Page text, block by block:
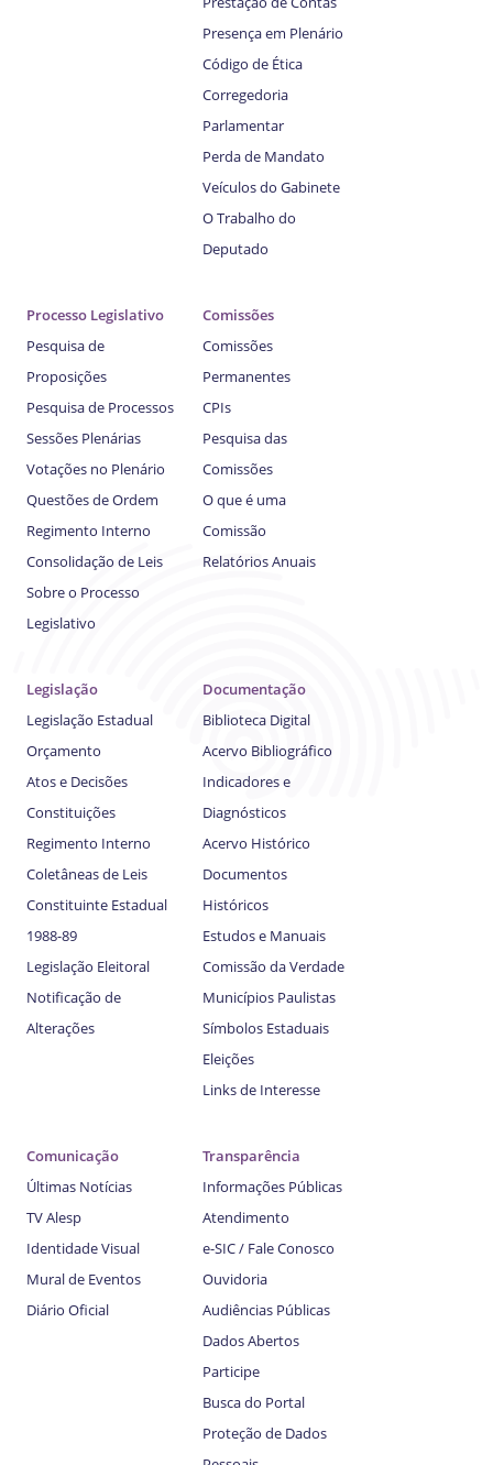
Presença em Plenário
Código de Ética
Corregedoria
Parlamentar
Perda de Mandato
Veículos do Gabinete
O Trabalho do
Deputado
Processo Legislativo
Pesquisa de
Proposições
Pesquisa de Processos
Sessões Plenárias
Votações no Plenário
Questões de Ordem
Regimento Interno
Consolidação de Leis
Sobre o Processo
Legislativo
Comissões
Comissões
Permanentes
CPIs
Pesquisa das
Comissões
O que é uma
Comissão
Relatórios Anuais
Legislação
Legislação Estadual
Orçamento
Atos e Decisões
Constituições
Regimento Interno
Coletâneas de Leis
Constituinte Estadual
1988-89
Legislação Eleitoral
Notificação de
Alterações
Documentação
Biblioteca Digital
Acervo Bibliográfico
Indicadores e
Diagnósticos
Acervo Histórico
Documentos
Históricos
Estudos e Manuais
Comissão da Verdade
Municípios Paulistas
Símbolos Estaduais
Eleições
Links de Interesse
Comunicação
Últimas Notícias
TV Alesp
Identidade Visual
Mural de Eventos
Diário Oficial
Transparência
Informações Públicas
Atendimento
e-SIC / Fale Conosco
Ouvidoria
Audiências Públicas
Dados Abertos
Participe
Busca do Portal
Proteção de Dados